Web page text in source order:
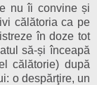
nu îi convine și
călătoria ca pe
în doze tot
să-și înceapă
călătorie) după
o despărţire, un